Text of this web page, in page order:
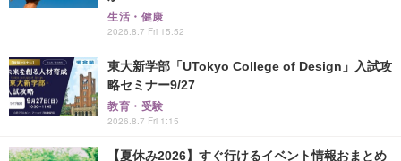
生活・健康
2026.8.7 Fri 15:52
東大新学部「UTokyo College of Design」入試攻
略セミナー9/27
教育・受験
2026.8.7 Fri 1:15
【夏休み2026】すぐ行けるイベント情報おまとめ